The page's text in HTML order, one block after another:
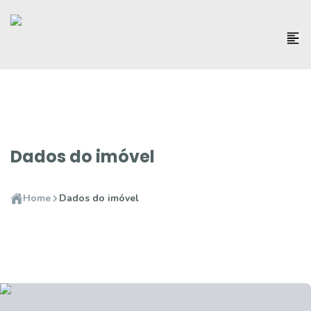
Dados do imóvel
Home Dados do imóvel